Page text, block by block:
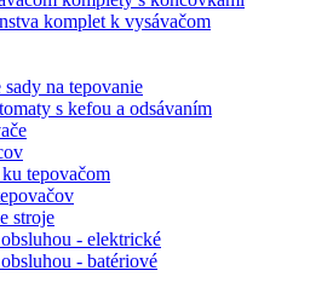
komplet k vysávačom
na tepovanie
s kefou a odsávaním
tepovačom
stroje
- elektrické
- batériové